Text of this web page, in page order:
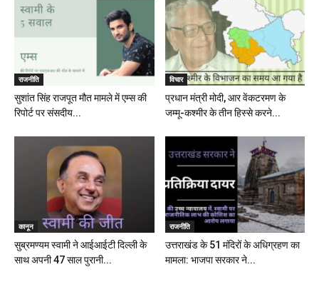
राजनीति
सुशांत सिंह राजपूत मौत मामले में एम्स की
रिपोर्ट पर संसदीय...
विचार
प्रधान मंत्री मोदी, आर वेंकटरमण के
जम्मू-कश्मीर के तीन हिस्से करने...
कानून
सुब्रमण्यम स्वामी ने आईआईटी दिल्ली के
साथ अपनी 47 साल पुरानी...
राजनीति
उत्तराखंड के 51 मंदिरों के अधिग्रहण का
मामला: भाजपा सरकार ने...